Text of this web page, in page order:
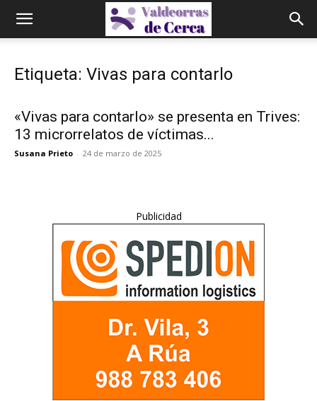
Etiqueta: Vivas para contarlo
«Vivas para contarlo» se presenta en Trives:
13 microrrelatos de víctimas...
Susana Prieto - 24 de marzo de 2025
Publicidad